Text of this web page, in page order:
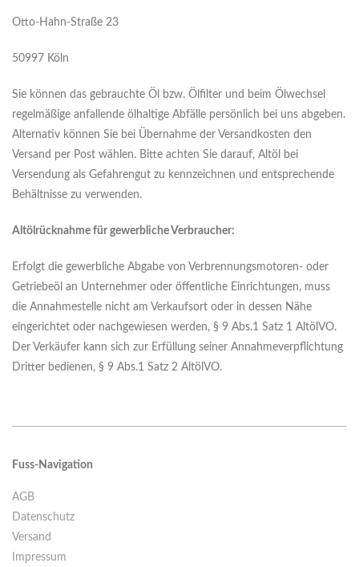
Otto-Hahn-Straße 23
50997 Köln
Sie können das gebrauchte Öl bzw. Ölfilter und beim Ölwechsel
regelmäßige anfallende ölhaltige Abfälle persönlich bei uns abgeben.
Alternativ können Sie bei Übernahme der Versandkosten den
Versand per Post wählen. Bitte achten Sie darauf, Altöl bei
Versendung als Gefahrengut zu kennzeichnen und entsprechende
Behältnisse zu verwenden.
Altölrücknahme für gewerbliche Verbraucher:
Erfolgt die gewerbliche Abgabe von Verbrennungsmotoren- oder
Getriebeöl an Unternehmer oder öffentliche Einrichtungen, muss
die Annahmestelle nicht am Verkaufsort oder in dessen Nähe
eingerichtet oder nachgewiesen werden, § 9 Abs.1 Satz 1 AltölVO.
Der Verkäufer kann sich zur Erfüllung seiner Annahmeverpflichtung
Dritter bedienen, § 9 Abs.1 Satz 2 AltölVO.
Fuss-Navigation
AGB
Datenschutz
Versand
Impressum